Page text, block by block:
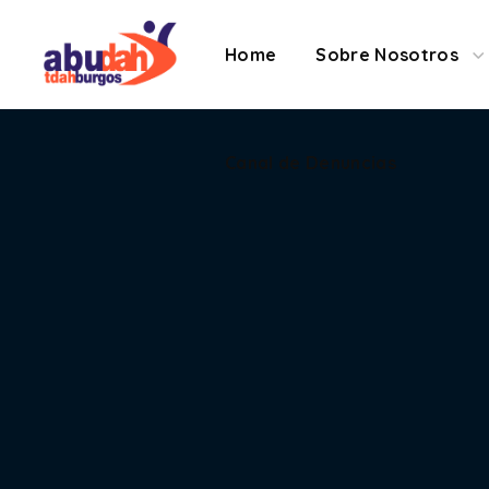
Home Sobre Nosotros
Contacto Canal de